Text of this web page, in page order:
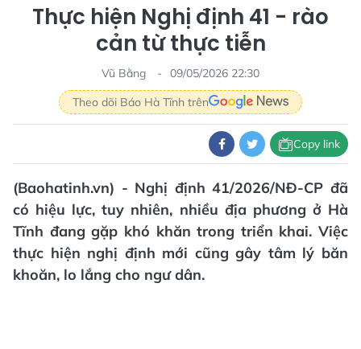
Thực hiện Nghị định 41 - rào
cản từ thực tiễn
Vũ Bằng
09/05/2026 22:30
Theo dõi Báo Hà Tĩnh trên
Copy link
(Baohatinh.vn) - Nghị định 41/2026/NĐ-CP đã
có hiệu lực, tuy nhiên, nhiều địa phương ở Hà
Tĩnh đang gặp khó khăn trong triển khai. Việc
thực hiện nghị định mới cũng gây tâm lý băn
khoăn, lo lắng cho ngư dân.